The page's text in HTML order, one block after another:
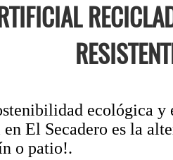
ecológica
El Secadero es la
o patio!.